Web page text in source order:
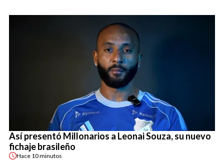
Así presentó Millonarios a Leonai Souza, su nuevo
fichaje brasileño
Hace 10 minutos